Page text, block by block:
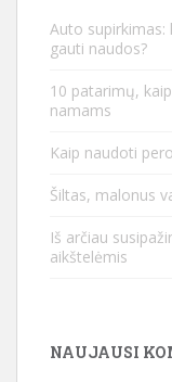
Auto
gauti naudos?
10 patarimų,
namams
Kaip naudoti
Šiltas, malonus
Iš arčiau
aikštelėmis
NAUJAUSI